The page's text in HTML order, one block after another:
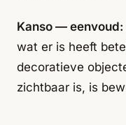
Kanso — eenvoud:
wat er is heeft
decoratieve
zichtbaar is, is